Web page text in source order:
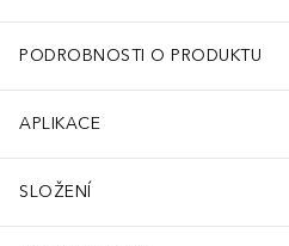
PODROBNOSTI O PRODUKTU
APLIKACE
SLOŽENÍ